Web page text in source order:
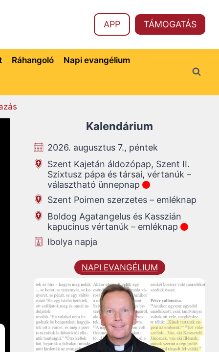
APP TÁMOGATÁS
Ráhangoló Napi evangélium
Kalendárium
2026. augusztus 7., péntek
Szent Kajetán áldozópap, Szent II.
Szixtusz pápa és társai, vértanúk –
választható ünnepnap
Szent Poimen szerzetes – emléknap
Boldog Agatangelus és Kasszián
kapucinus vértanúk – emléknap
Ibolya napja
NAPI EVANGÉLIUM